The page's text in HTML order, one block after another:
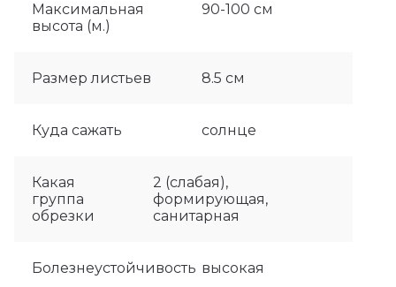
Максимальная
высота (м.)
90-100 см
Размер листьев 8.5 см
Куда сажать солнце
Какая
группа
обрезки
2 (слабая),
формирующая,
санитарная
Болезнеустойчивость высокая